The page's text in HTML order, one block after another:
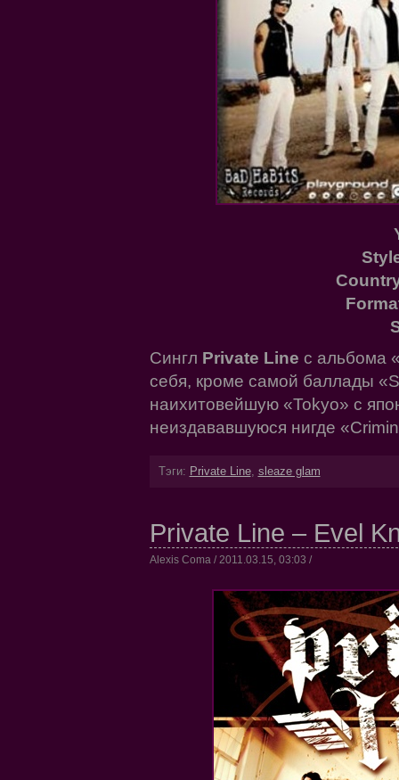
Сингл Private Line с альбома
себя, кроме самой баллады
наихитовейшую «Tokyo» с
неиздававшуюся нигде
Тэги: Private Line, sleaze glam
Private Line – Evel
Alexis Coma / 2011.03.15, 03:03 /